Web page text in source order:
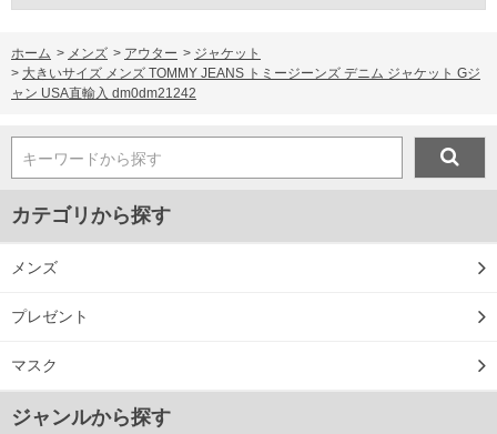
ホーム > メンズ > アウター > ジャケット
> 大きいサイズ メンズ TOMMY JEANS トミージーンズ デニム ジャケット Gジ
ャン USA直輸入 dm0dm21242
キーワードから探す
カテゴリから探す
メンズ
プレゼント
マスク
ジャンルから探す